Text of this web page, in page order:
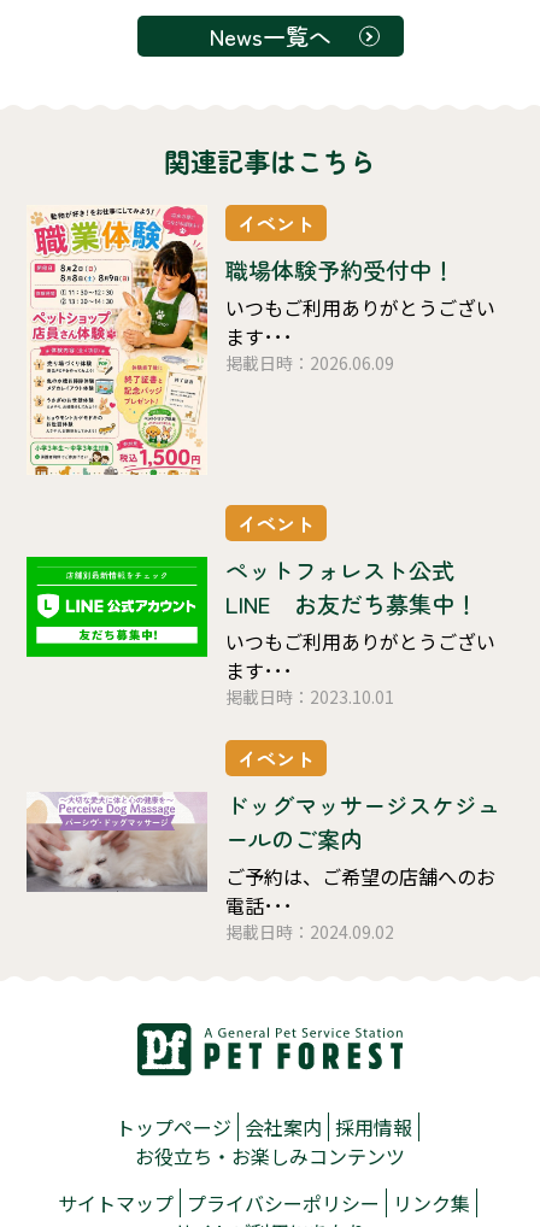
News一覧へ
関連記事はこちら
イベント
職場体験予約受付中！
いつもご利用ありがとうござい
ます･･･
掲載日時：2026.06.09
イベント
ペットフォレスト公式
LINE お友だち募集中！
いつもご利用ありがとうござい
ます･･･
掲載日時：2023.10.01
イベント
ドッグマッサージスケジュ
ールのご案内
ご予約は、ご希望の店舗へのお
電話･･･
掲載日時：2024.09.02
トップページ 会社案内 採用情報
お役立ち・お楽しみコンテンツ
サイトマップ プライバシーポリシー
リンク集